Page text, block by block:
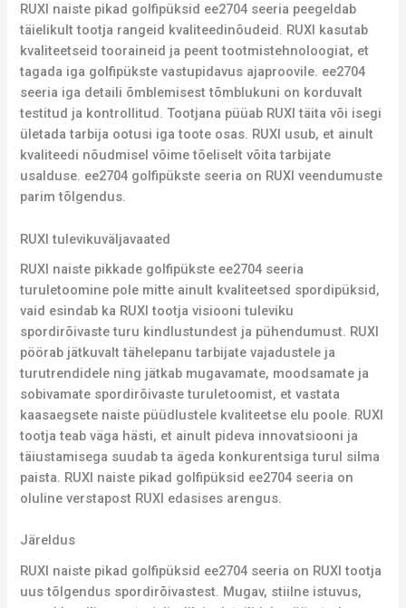
RUXI naiste pikad golfipüksid ee2704 seeria peegeldab
täielikult tootja rangeid kvaliteedinõudeid. RUXI kasutab
kvaliteetseid tooraineid ja peent tootmistehnoloogiat, et
tagada iga golfipükste vastupidavus ajaproovile. ee2704
seeria iga detaili õmblemisest tõmblukuni on korduvalt
testitud ja kontrollitud. Tootjana püüab RUXI täita või isegi
ületada tarbija ootusi iga toote osas. RUXI usub, et ainult
kvaliteedi nõudmisel võime tõeliselt võita tarbijate
usalduse. ee2704 golfipükste seeria on RUXI veendumuste
parim tõlgendus.
RUXI tulevikuväljavaated
RUXI naiste pikkade golfipükste ee2704 seeria
turuletoomine pole mitte ainult kvaliteetsed spordipüksid,
vaid esindab ka RUXI tootja visiooni tuleviku
spordirõivaste turu kindlustundest ja pühendumust. RUXI
pöörab jätkuvalt tähelepanu tarbijate vajadustele ja
turutrendidele ning jätkab mugavamate, moodsamate ja
sobivamate spordirõivaste turuletoomist, et vastata
kaasaegsete naiste püüdlustele kvaliteetse elu poole. RUXI
tootja teab väga hästi, et ainult pideva innovatsiooni ja
täiustamisega suudab ta ägeda konkurentsiga turul silma
paista. RUXI naiste pikad golfipüksid ee2704 seeria on
oluline verstapost RUXI edasises arengus.
Järeldus
RUXI naiste pikad golfipüksid ee2704 seeria on RUXI tootja
uus tõlgendus spordirõivastest. Mugav, stiilne istuvus,